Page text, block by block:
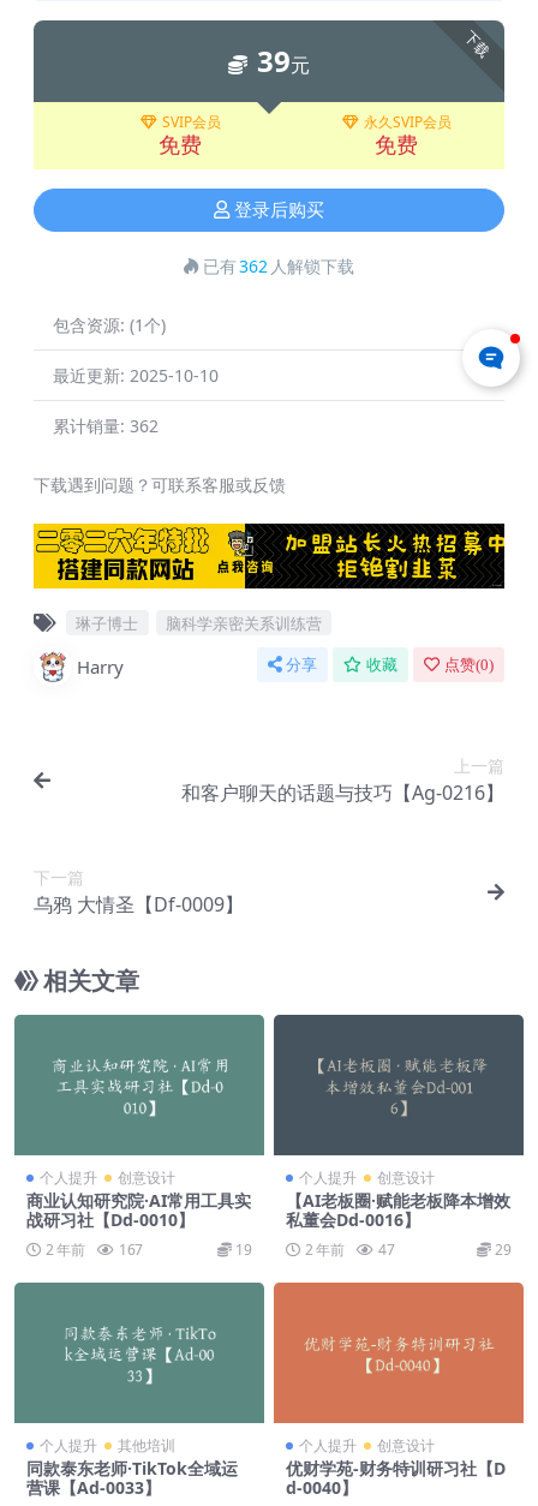
下载
39元
SVIP会员
免费
永久SVIP会员
免费
登录后购买
已有362 人解锁下载
包含资源: (1个)
最近更新: 2025-10-10
累计销量: 362
下载遇到问题？可联系客服或反馈
琳子博士 脑科学亲密关系训练营
Harry 分享 收藏 点赞(0)
上一篇
和客户聊天的话题与技巧【Ag-0216】
下一篇
乌鸦 大情圣【Df-0009】
相关文章
个人提升 创意设计
商业认知研究院·AI常用工具实
战研习社【Dd-0010】
2 年前 167 19
个人提升 创意设计
【AI老板圈·赋能老板降本增效
私董会Dd-0016】
2 年前 47 29
个人提升 其他培训
同款泰东老师·TikTok全域运
营课【Ad-0033】
个人提升 创意设计
优财学苑-财务特训研习社【D
d-0040】